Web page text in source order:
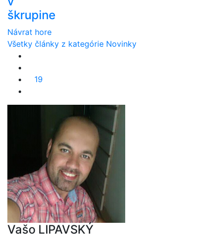
škrupine
Návrat hore
Všetky články z kategórie Novinky
19
Vašo LIPAVSKÝ